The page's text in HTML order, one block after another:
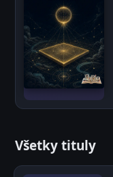
Všetky tituly